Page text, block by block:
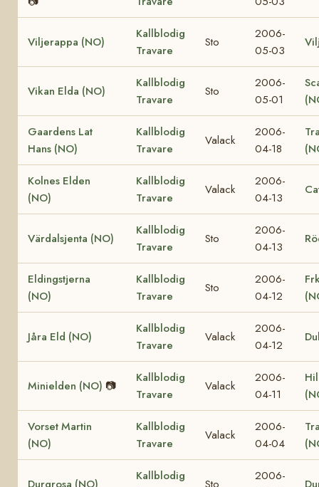
Viljerappa (NO)
Kallblodig
Travare
Sto
2006-
05-03
Vikan Elda (NO)
Kallblodig
Travare
Sto
2006-
05-01
Gaardens Lat
Hans (NO)
Kallblodig
Travare
Valack
2006-
04-18
Kolnes Elden
(NO)
Kallblodig
Travare
Valack
2006-
04-13
Värdalsjenta (NO)
Kallblodig
Travare
Sto
2006-
04-13
Eldingstjerna
(NO)
Kallblodig
Travare
Sto
2006-
04-12
Jåra Eld (NO)
Kallblodig
Travare
Valack
2006-
04-12
Minielden (NO) 📷
Kallblodig
Travare
Valack
2006-
04-11
Vorset Martin
(NO)
Kallblodig
Travare
Valack
2006-
04-04
Durgrosa (NO)
Kallblodig
Sto
2006-